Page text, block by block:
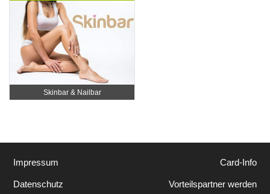
Skinbar & Nailbar
Impressum
Datenschutz
Card-Info
Vorteilspartner werden